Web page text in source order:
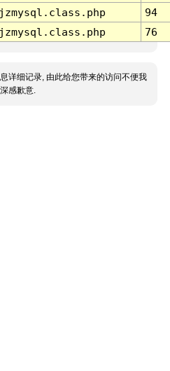
94
76
详细记录, 由此给您带来的访问不便我
感歉意.